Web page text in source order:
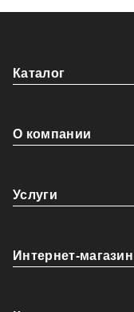
Каталог
О компании
Услуги
Интернет-магазин